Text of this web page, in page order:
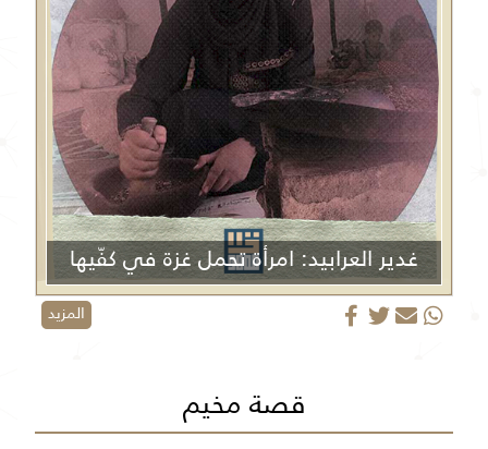
غدير العرابيد: امرأة تحمل غزة في كفّيها
المزيد
قصة مخيم